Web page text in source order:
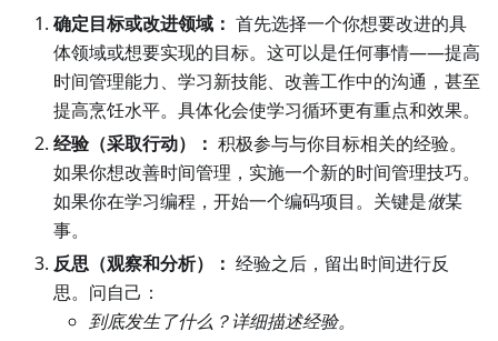
确定目标或改进领域： 首先选择一个你想要改进的具
体领域或想要实现的目标。这可以是任何事情——提高
时间管理能力、学习新技能、改善工作中的沟通，甚至
提高烹饪水平。具体化会使学习循环更有重点和效果。
经验（采取行动）： 积极参与与你目标相关的经验。
如果你想改善时间管理，实施一个新的时间管理技巧。
如果你在学习编程，开始一个编码项目。关键是做某
事。
反思（观察和分析）： 经验之后，留出时间进行反
思。问自己：
到底发生了什么？详细描述经验。